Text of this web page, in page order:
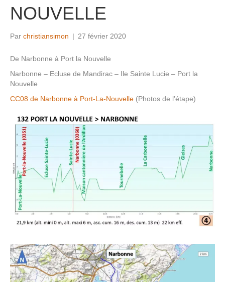
NOUVELLE
Par christiansimon | 27 février 2020
De Narbonne à Port la Nouvelle
Narbonne – Ecluse de Mandirac – Ile Sainte Lucie – Port la
Nouvelle
CC08 de Narbonne à Port-La-Nouvelle (Photos de l’étape)